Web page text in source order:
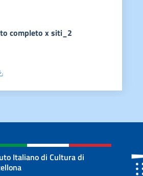
completo x siti_2
COMPLETO X SITI_2
Italiano di Cultura di